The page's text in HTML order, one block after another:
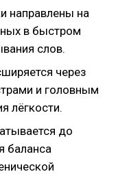
направлены на
в быстром
слов.
через
и головным
лёгкости.
до
баланса